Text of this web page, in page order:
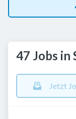
47 Jobs
Jetzt